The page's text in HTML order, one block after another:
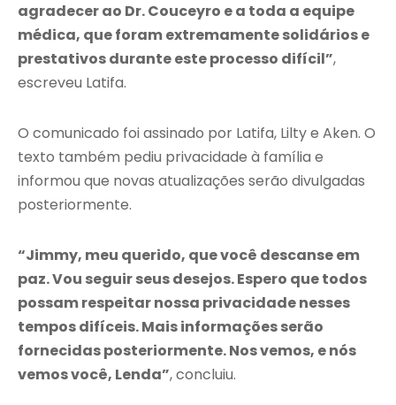
agradecer ao Dr. Couceyro e a toda a equipe
médica, que foram extremamente solidários e
prestativos durante este processo difícil”,
escreveu Latifa.
O comunicado foi assinado por Latifa, Lilty e Aken. O
texto também pediu privacidade à família e
informou que novas atualizações serão divulgadas
posteriormente.
“Jimmy, meu querido, que você descanse em
paz. Vou seguir seus desejos. Espero que todos
possam respeitar nossa privacidade nesses
tempos difíceis. Mais informações serão
fornecidas posteriormente. Nos vemos, e nós
vemos você, Lenda”, concluiu.